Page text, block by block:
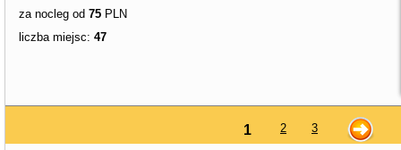
za nocleg od 75 PLN
liczba miejsc: 47
1 2 3